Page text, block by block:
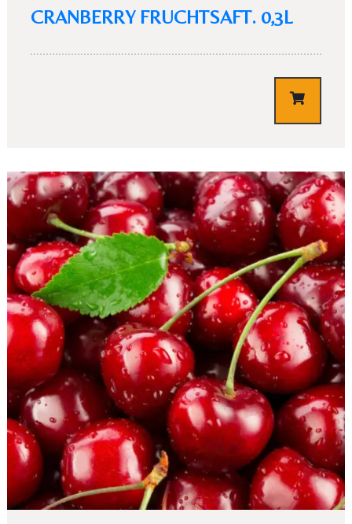
CRANBERRY FRUCHTSAFT. 0,3L
3,10